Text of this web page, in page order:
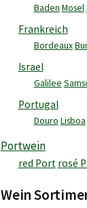
Baden Mosel
Frankreich
Bordeaux
Israel
Galilee
Portugal
Douro Lisboa
Portwein
red Port rosé
Wein